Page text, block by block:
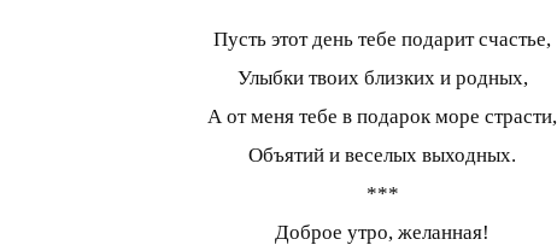
Пусть этот день тебе подарит счастье,
Улыбки твоих близких и родных,
А от меня тебе в подарок море страсти,
Объятий и веселых выходных.
***
Доброе утро, желанная!